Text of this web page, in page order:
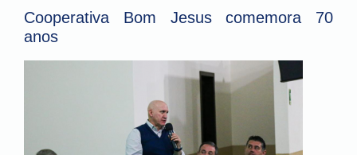
Cooperativa Bom Jesus comemora 70
anos